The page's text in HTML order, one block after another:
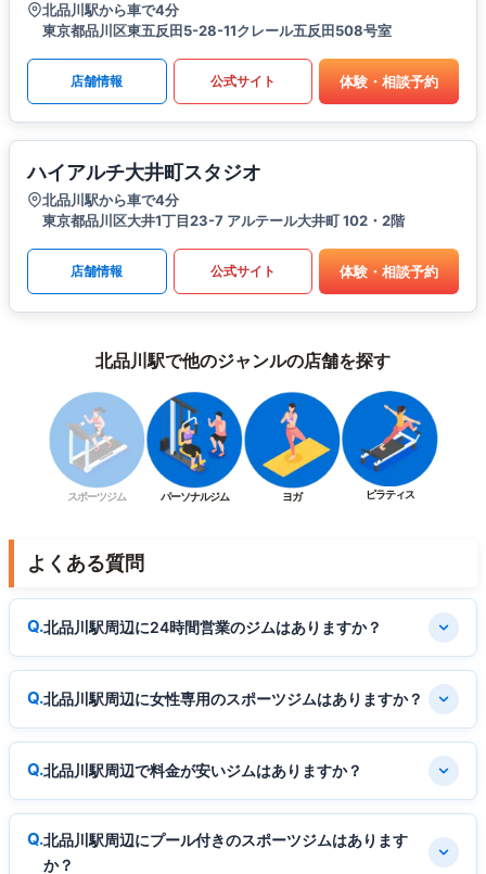
北品川駅から車で4分
東京都品川区東五反田5-28-11クレール五反田508号室
店舗情報 公式サイト 体験・相談予約
ハイアルチ大井町スタジオ
北品川駅から車で4分
東京都品川区大井1丁目23-7 アルテール大井町 102・2階
店舗情報 公式サイト 体験・相談予約
北品川駅で他のジャンルの店舗を探す
スポーツジム パーソナルジム ヨガ ピラティス
よくある質問
北品川駅周辺に24時間営業のジムはありますか？
北品川駅周辺に女性専用のスポーツジムはありますか？
北品川駅周辺で料金が安いジムはありますか？
北品川駅周辺にプール付きのスポーツジムはあります
か？